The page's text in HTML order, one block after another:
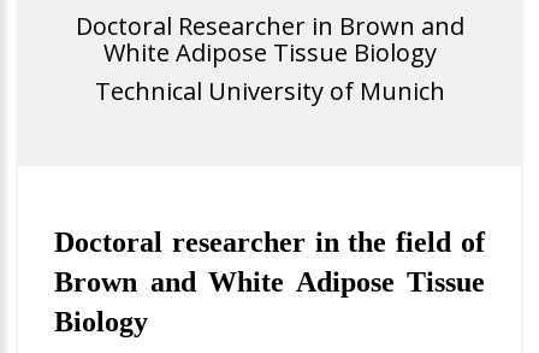
Doctoral Researcher in Brown and
White Adipose Tissue Biology
Technical University of Munich
Doctoral researcher in the field of
Brown and White Adipose Tissue
Biology